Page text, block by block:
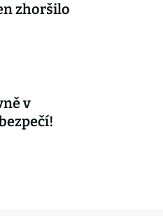
zhoršilo
v